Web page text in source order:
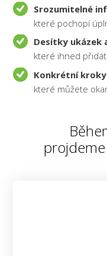
Srozumitelné
které pochopí
Desítky ukázek
které ihned
Konkrétní
které můžete
projdeme